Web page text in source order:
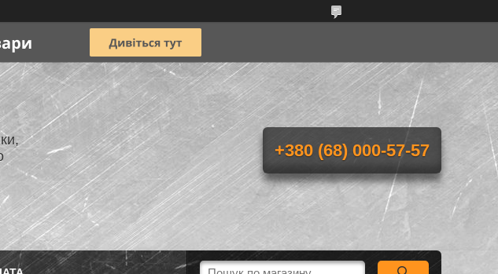
+380 (68) 000-57-57